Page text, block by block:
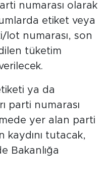
numarası olarak
etiket veya
lot numarası, son
tüketim
ya da
parti numarası
yer alan parti
kaydını tutacak,
Bakanlığa